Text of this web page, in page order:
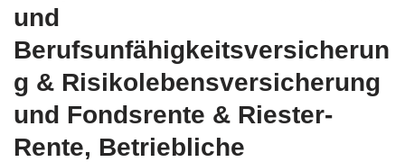
und
Berufsunfähigkeitsversicherun
g & Risikolebensversicherung
und Fondsrente & Riester-
Rente, Betriebliche